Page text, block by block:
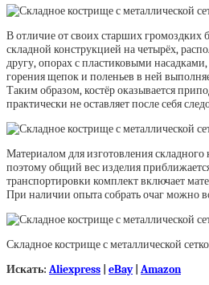
В отличие от своих старших громоздких
складной конструкцией на четырёх,
другу, опорах с пластиковыми
горения щепок и поленьев в ней
Таким образом, костёр оказывается
практически не оставляет после себя
Материалом для изготовления складного
поэтому общий вес изделия
транспортировки комплект включает
При наличии опыта собрать очаг можно
Складное кострище с металлической
Искать: Aliexpress eBay| Amazon